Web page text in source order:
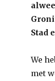
Stad
We
met